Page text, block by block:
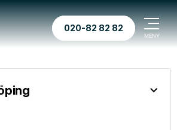
020-82 82 82